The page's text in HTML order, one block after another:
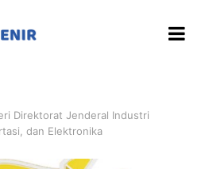
Direktorat Jenderal Industri
dan Elektronika